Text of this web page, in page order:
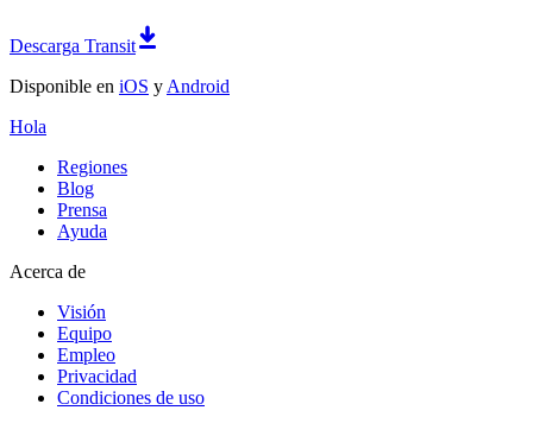
Descarga Transit
Disponible en iOS y Android
Hola
Regiones
Blog
Prensa
Ayuda
Acerca de
Visión
Equipo
Empleo
Privacidad
Condiciones de uso